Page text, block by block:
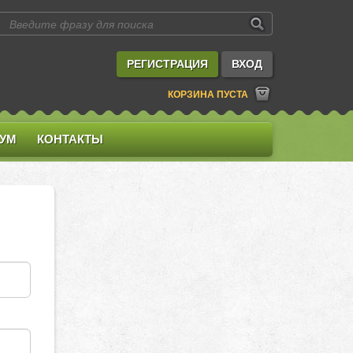
РЕГИСТРАЦИЯ ВХОД
КОРЗИНА ПУСТА
КОНТАКТЫ